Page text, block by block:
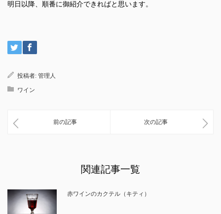
明日以降、順番に御紹介できればと思います。
投稿者: 管理人
ワイン
前の記事 次の記事
関連記事一覧
赤ワインのカクテル（キティ）